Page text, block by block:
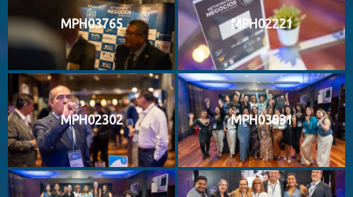
MPH03765 MPH02221
MPH02302 MPH03831